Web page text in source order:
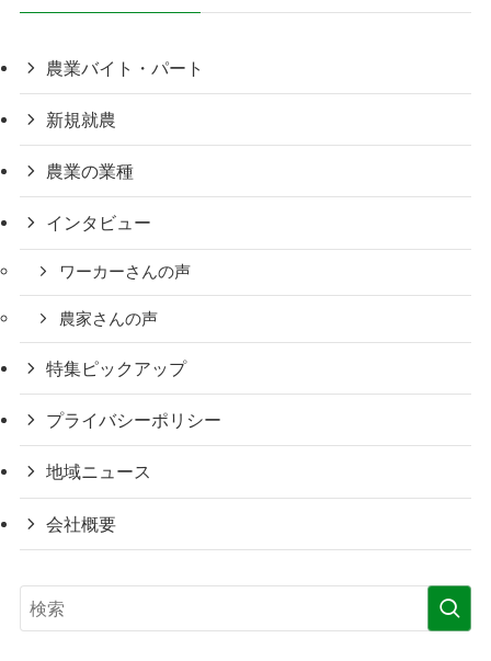
農業バイト・パート
新規就農
農業の業種
インタビュー
ワーカーさんの声
農家さんの声
特集ピックアップ
プライバシーポリシー
地域ニュース
会社概要